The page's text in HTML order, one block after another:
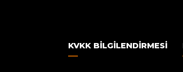
KVKK BILGILENDIRMESI